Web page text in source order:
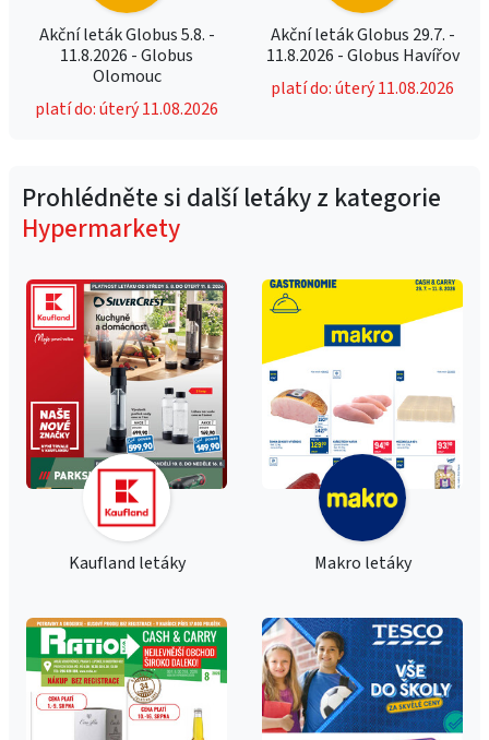
Akční leták Globus 5.8. -
11.8.2026 - Globus
Olomouc
platí do: úterý 11.08.2026
Akční leták Globus 29.7. -
11.8.2026 - Globus Havířov
platí do: úterý 11.08.2026
Prohlédněte si další letáky z kategorie
Hypermarkety
Kaufland letáky Makro letáky